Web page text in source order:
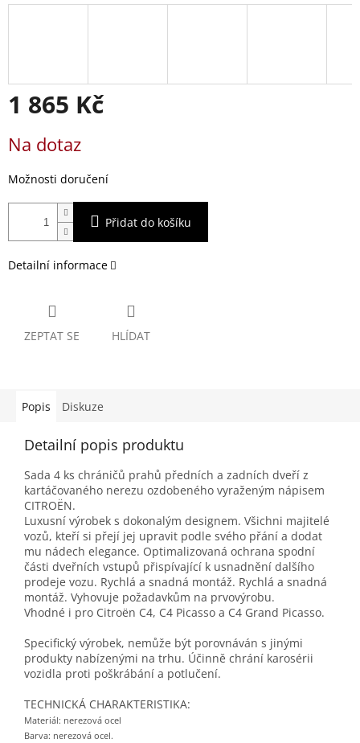
1 865 Kč
cena:
Na dotaz
Možnosti doručení
Přidat do košíku
Detailní informace
ZEPTAT SE HLÍDAT
Popis Diskuze
Detailní popis produktu
Sada 4 ks chráničů prahů předních a zadních dveří z
kartáčovaného nerezu ozdobeného vyraženým nápisem
CITROËN.
Luxusní výrobek s dokonalým designem. Všichni majitelé
vozů, kteří si přejí jej upravit podle svého přání a dodat
mu nádech elegance. Optimalizovaná ochrana spodní
části dveřních vstupů přispívající k usnadnění dalšího
prodeje vozu. Rychlá a snadná montáž. Rychlá a snadná
montáž. Vyhovuje požadavkům na prvovýrobu.
Vhodné i pro Citroën C4, C4 Picasso a C4 Grand Picasso.
Specifický výrobek, nemůže být porovnáván s jinými
produkty nabízenými na trhu. Účinně chrání karosérii
vozidla proti poškrábání a potlučení.
TECHNICKÁ CHARAKTERISTIKA:
Materiál: nerezová ocel
Barva: nerezová ocel.